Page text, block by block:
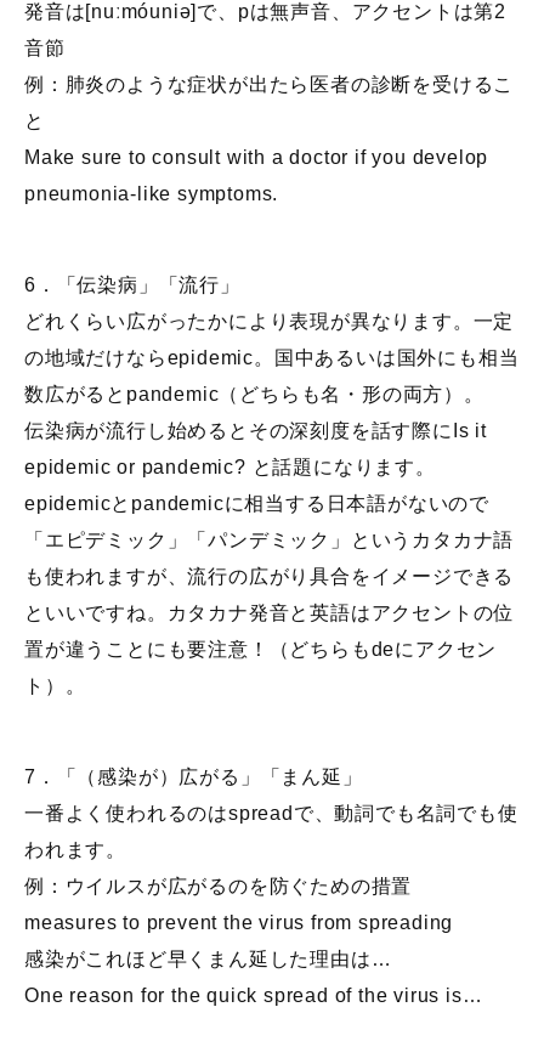
発音は[nuːmóuniə]で、pは無声音、アクセントは第2
音節
例：肺炎のような症状が出たら医者の診断を受けるこ
と
Make sure to consult with a doctor if you develop
pneumonia-like symptoms.
6．「伝染病」「流行」
どれくらい広がったかにより表現が異なります。一定
の地域だけならepidemic。国中あるいは国外にも相当
数広がるとpandemic（どちらも名・形の両方）。
伝染病が流行し始めるとその深刻度を話す際にIs it
epidemic or pandemic? と話題になります。
epidemicとpandemicに相当する日本語がないので
「エピデミック」「パンデミック」というカタカナ語
も使われますが、流行の広がり具合をイメージできる
といいですね。カタカナ発音と英語はアクセントの位
置が違うことにも要注意！（どちらもdeにアクセン
ト）。
7．「（感染が）広がる」「まん延」
一番よく使われるのはspreadで、動詞でも名詞でも使
われます。
例：ウイルスが広がるのを防ぐための措置
measures to prevent the virus from spreading
感染がこれほど早くまん延した理由は…
One reason for the quick spread of the virus is…